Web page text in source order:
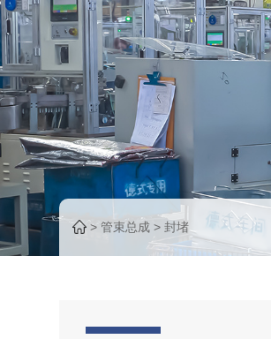
>管束总成 >封堵